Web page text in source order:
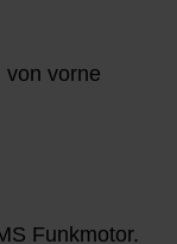
von vorne
Funkmotor.